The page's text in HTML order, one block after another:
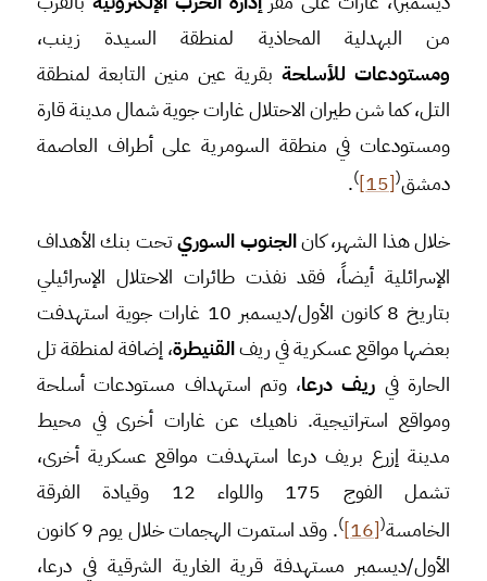
من البهدلية المحاذية لمنطقة السيدة زينب،
ومستودعات للأسلحةبقرية عين منين التابعة لمنطقة
التل، كما شن طيران الاحتلال غارات جوية شمال مدينة قارة
ومستودعات في منطقة السومرية على أطراف العاصمة
دمشق(
[15]
)
.
خلال هذا الشهر، كانالجنوب السوريتحت بنك الأهداف
الإسرائلية أيضاً، فقد نفذت طائرات الاحتلال الإسرائيلي
بتاريخ 8 كانون الأول/ديسمبر 10 غارات جوية استهدفت
بعضها مواقع عسكرية في ريفالقنيطرة، إضافة لمنطقة تل
الحارة في ريف درعا، وتم استهداف مستودعات أسلحة
ومواقع استراتيجية. ناهيك عن غارات أخرى في محيط
مدينة إزرع بريف درعا استهدفت مواقع عسكرية أخرى،
تشمل الفوج 175 واللواء 12 وقيادة الفرقة
الخامسة(
[16]
)
. وقد استمرت الهجمات خلال يوم 9 كانون
الأول/ديسمبر مستهدفة قرية الغارية الشرقية في درعا،